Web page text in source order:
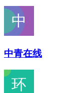
中青在线